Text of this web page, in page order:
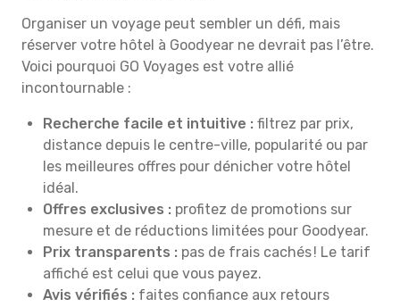
Organiser un voyage peut sembler un défi, mais
réserver votre hôtel à Goodyear ne devrait pas l’être.
Voici pourquoi GO Voyages est votre allié
incontournable :
Recherche facile et intuitive : filtrez par prix,
distance depuis le centre-ville, popularité ou par
les meilleures offres pour dénicher votre hôtel
idéal.
Offres exclusives : profitez de promotions sur
mesure et de réductions limitées pour Goodyear.
Prix transparents : pas de frais cachés ! Le tarif
affiché est celui que vous payez.
Avis vérifiés : faites confiance aux retours